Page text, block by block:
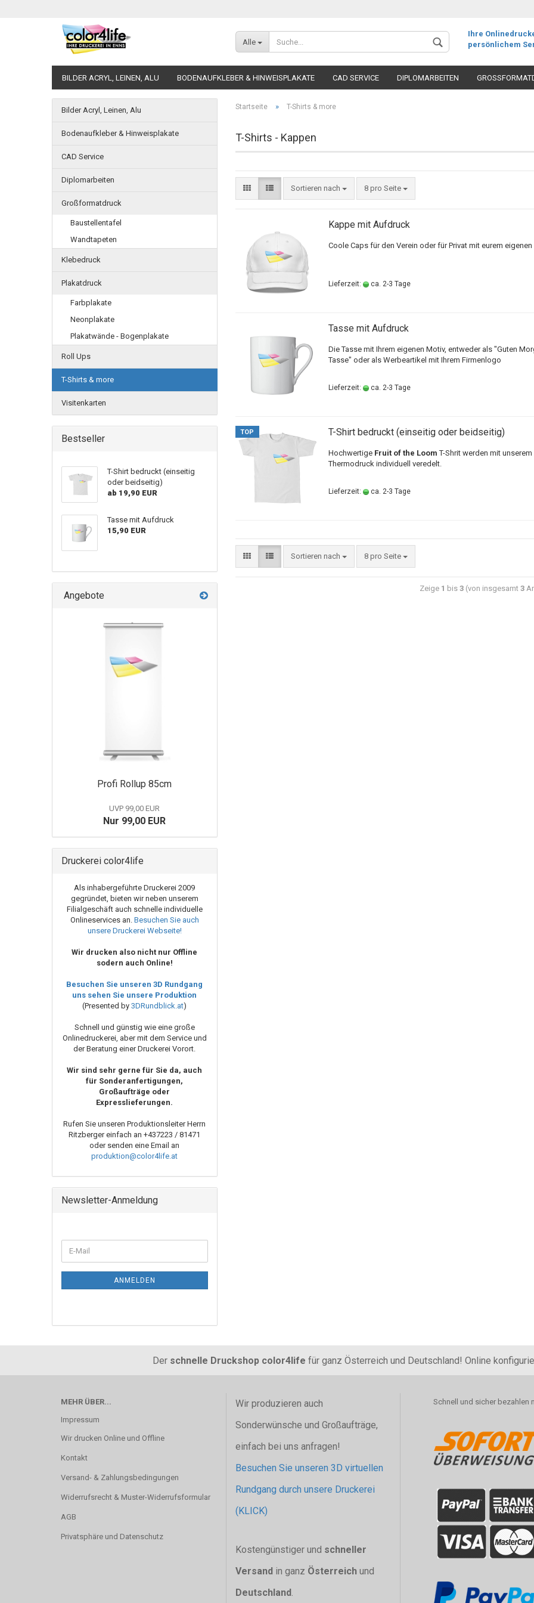
Alle
Ihre
persönlichem
BILDER ACRYL, LEINEN, ALU BODENAUFKLEBER & HINWEISPLAKATE CAD SERVICE DIPLOMARBEITEN
Startseite » T-Shirts & more
T-Shirts - Kappen
Sortieren nach 8 pro Seite
Kappe mit Aufdruck
Coole Caps für den Verein oder für Privat mit eurem
Lieferzeit: ca. 2-3 Tage
Tasse mit Aufdruck
Die Tasse mit Ihrem eigenen Motiv, entweder als "Guten
Tasse" oder als Werbeartikel mit Ihrem Firmenlogo
Lieferzeit: ca. 2-3 Tage
TOP T-Shirt bedruckt (einseitig oder beidseitig)
Hochwertige Fruit of the Loom T-Shrit werden mit unserem
Thermodruck individuell veredelt.
Lieferzeit: ca. 2-3 Tage
Sortieren nach 8 pro Seite
Zeige 1 bis3 (von insgesamt3
Bilder Acryl, Leinen, Alu
Bodenaufkleber & Hinweisplakate
CAD Service
Diplomarbeiten
Großformatdruck
Baustellentafel
Wandtapeten
Klebedruck
Plakatdruck
Farbplakate
Neonplakate
Plakatwände - Bogenplakate
Roll Ups
T-Shirts & more
Visitenkarten
Bestseller
T-Shirt bedruckt (einseitig
oder beidseitig)
ab 19,90 EUR
Tasse mit Aufdruck
15,90 EUR
Angebote
Profi Rollup 85cm
UVP 99,00 EUR
Nur 99,00 EUR
Druckerei color4life
Als inhabergeführte Druckerei 2009
gegründet, bieten wir neben unserem
Filialgeschäft auch schnelle individuelle
Onlineservices an. Besuchen Sie auch
unsere Druckerei Webseite!
Wir drucken also nicht nur Offline
sodern auch Online!
Besuchen Sie unseren 3D Rundgang
uns sehen Sie unsere Produktion
(Presented by3DRundblick.at)
Schnell und günstig wie eine große
Onlinedruckerei, aber mit dem Service und
der Beratung einer Druckerei Vorort.
Wir sind sehr gerne für Sie da, auch
für Sonderanfertigungen,
Großaufträge oder
Expresslieferungen.
Rufen Sie unseren Produktionsleiter Herrn
Ritzbergereinfach an +437223 / 81471
oder senden eine Email an
produktion@color4life.at
Newsletter-Anmeldung
ANMELDEN
Der schnelle Druckshop color4life für ganz Österreich und Deutschland! Online
MEHR ÜBER...
Impressum
Wir drucken Online und Offline
Kontakt
Versand- & Zahlungsbedingungen
Widerrufsrecht & Muster-Widerrufsformular
AGB
Privatsphäre und Datenschutz
Wir produzieren auch
Sonderwünsche und Großaufträge,
einfach bei uns anfragen!
Besuchen Sie unseren 3D virtuellen
Rundgang durch unsere Druckerei
(KLICK)
Kostengünstiger und schneller
Versandin ganz Österreichund
Deutschland.
Schnell und sicher bezahlen